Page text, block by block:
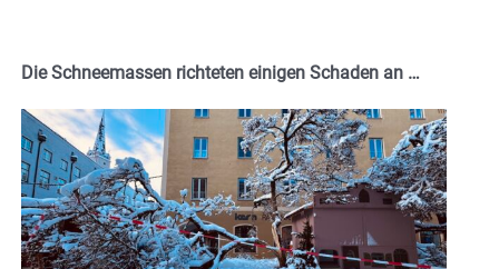
Die Schneemassen richteten einigen Schaden an …